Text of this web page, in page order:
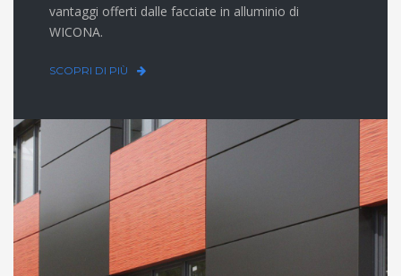
vantaggi offerti dalle facciate in alluminio di
WICONA.
SCOPRI DI PIÙ